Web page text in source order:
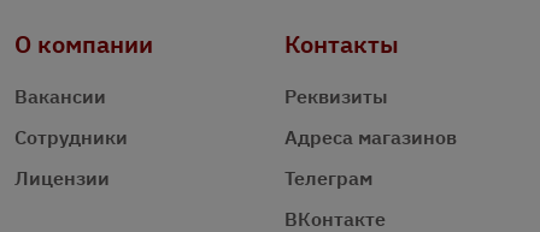
О компании
Вакансии
Сотрудники
Лицензии
Контакты
Реквизиты
Адреса магазинов
Телеграм
ВКонтакте